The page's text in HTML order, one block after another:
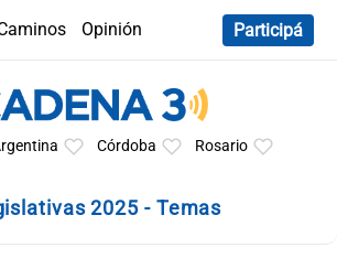
Opinión
Participá
Córdoba Rosario
2025 - Temas